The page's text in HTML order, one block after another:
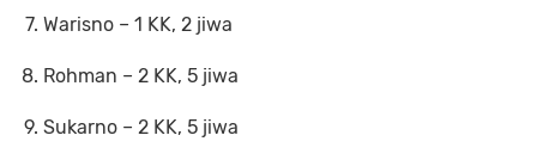
Warisno – 1 KK, 2 jiwa
Rohman – 2 KK, 5 jiwa
Sukarno – 2 KK, 5 jiwa